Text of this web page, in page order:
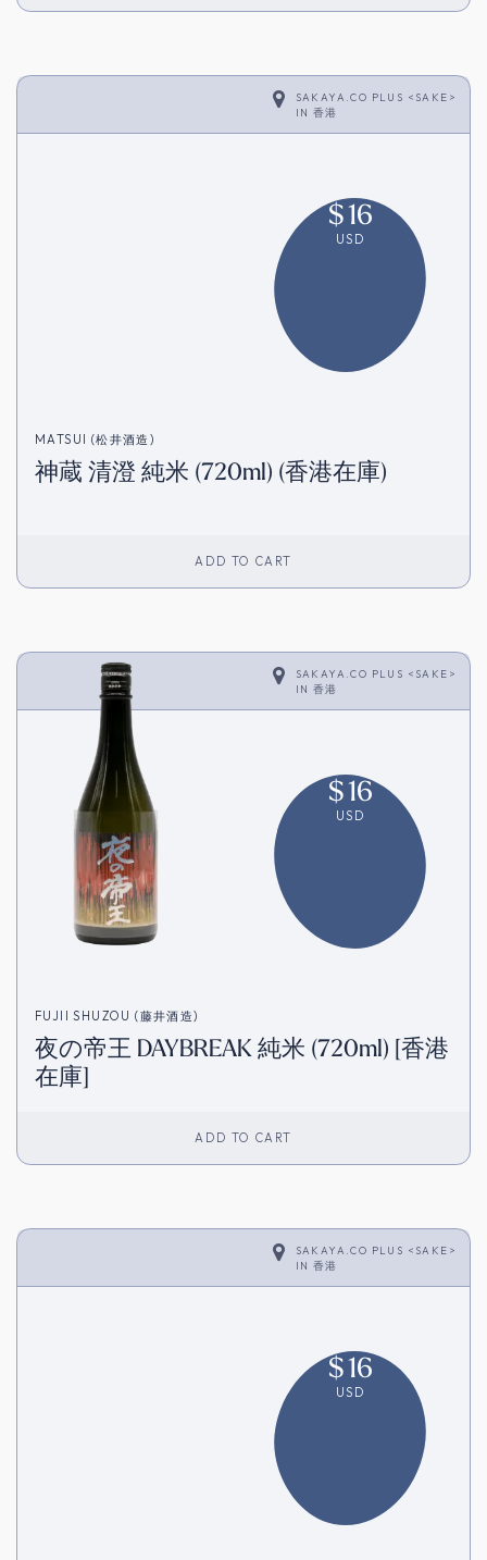
SAKAYA.CO PLUS <SAKE>
IN 香港
$16
USD
MATSUI (松井酒造)
神蔵 清澄 純米 (720ml) (香港在庫)
ADD TO CART
SAKAYA.CO PLUS <SAKE>
IN 香港
$16
USD
FUJII SHUZOU (藤井酒造)
夜の帝王 DAYBREAK 純米 (720ml) [香港
在庫]
ADD TO CART
SAKAYA.CO PLUS <SAKE>
IN 香港
$16
USD